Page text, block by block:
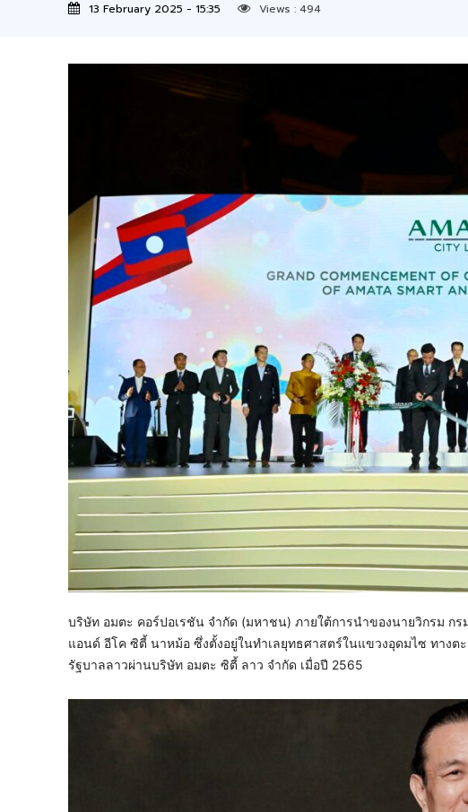
13 February 2025 - 15:35 Views : 494
บริษัท อมตะ คอร์ปอเรชัน จำกัด (มหาชน) ภายใต้การนำของนายวิกรม ก
แอนด์ อีโค ซิตี้ นาหม้อ ซึ่งตั้งอยู่ในทำเลยุทธศาสตร์ในแขวงอุดมไซ ทาง
รัฐบาลลาวผ่านบริษัท อมตะ ซิตี้ ลาว จำกัด เมื่อปี 2565